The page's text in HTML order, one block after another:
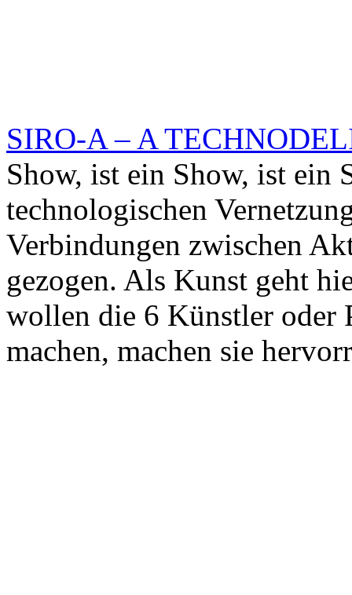
SIRO-A – A
Show, ist ein Show, ist ein
technologischen
Verbindungen zwischen
gezogen. Als Kunst geht
wollen die 6 Künstler oder
machen, machen sie